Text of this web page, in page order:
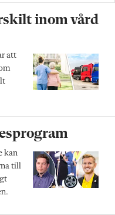
inom vård
att
kan
till